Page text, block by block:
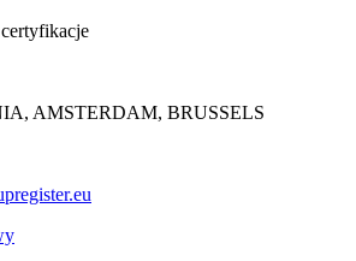
AMSTERDAM, BRUSSELS